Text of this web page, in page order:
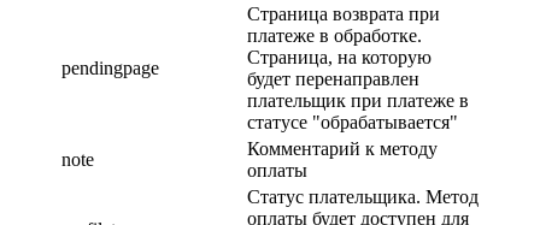
pendingpage
Страница возврата при
платеже в обработке.
Страница, на которую
будет перенаправлен
плательщик при платеже в
статусе "обрабатывается"
note
Комментарий к методу
оплаты
Статус плательщика. Метод
оплаты будет доступен для